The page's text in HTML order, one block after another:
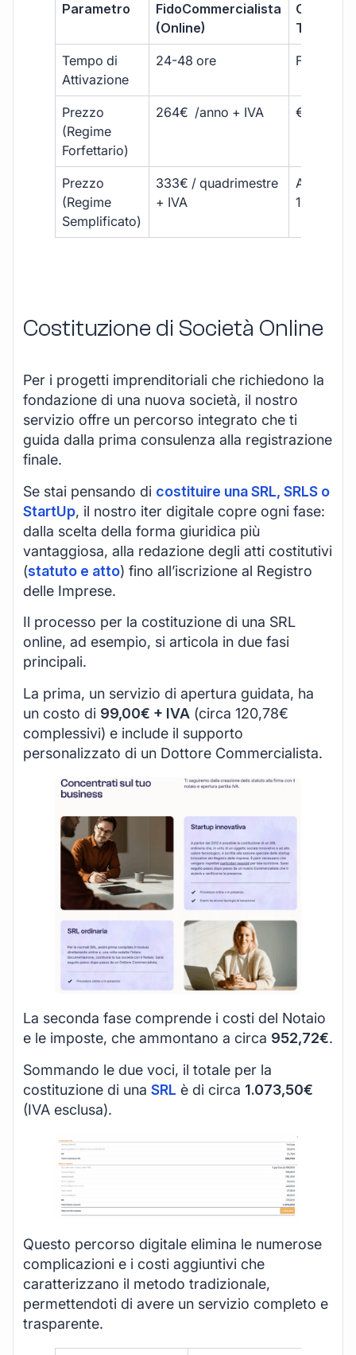
Parametro
FidoCommercialista
(Online)
Tempo di
Attivazione
24-48 ore Fino a 30
Prezzo
(Regime
Forfettario)
264€ /anno + IVA €500 –
Prezzo
(Regime
Semplificato)
333€ / quadrimestre
+ IVA
A partire
1800 € +
Costituzione di Società Online
Per i progetti imprenditoriali che richiedono la
fondazione di una nuova società, il nostro
servizio offre un percorso integrato che ti
guida dalla prima consulenza alla registrazione
finale.
Se stai pensando di costituire una SRL, SRLS o
StartUp, il nostro iter digitale copre ogni fase:
dalla scelta della forma giuridica più
vantaggiosa, alla redazione degli atti costitutivi
(statuto e atto) fino all’iscrizione al Registro
delle Imprese.
Il processo per la costituzione di una SRL
online, ad esempio, si articola in due fasi
principali.
La prima, un servizio di apertura guidata, ha
un costo di 99,00€ + IVA (circa 120,78€
complessivi) e include il supporto
personalizzato di un Dottore Commercialista.
La seconda fase comprende i costi del Notaio
e le imposte, che ammontano a circa 952,72€.
Sommando le due voci, il totale per la
costituzione di una SRL è di circa 1.073,50€
(IVA esclusa).
Questo percorso digitale elimina le numerose
complicazioni e i costi aggiuntivi che
caratterizzano il metodo tradizionale,
permettendoti di avere un servizio completo e
trasparente.